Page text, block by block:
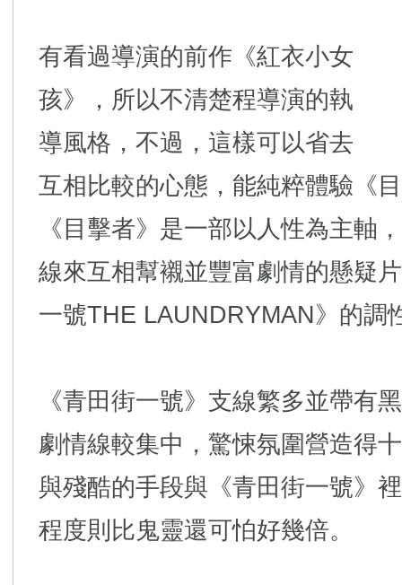
有看過導演的前作《紅衣小女
孩》，所以不清楚程導演的執
導風格，不過，這樣可以省去
互相比較的心態，能純粹體驗《
《目擊者》是一部以人性為主軸
線來互相幫襯並豐富劇情的懸疑
一號THE LAUNDRYMAN》的調
《青田街一號》支線繁多並帶有
劇情線較集中，驚悚氛圍營造得
與殘酷的手段與《青田街一號》
程度則比鬼靈還可怕好幾倍。